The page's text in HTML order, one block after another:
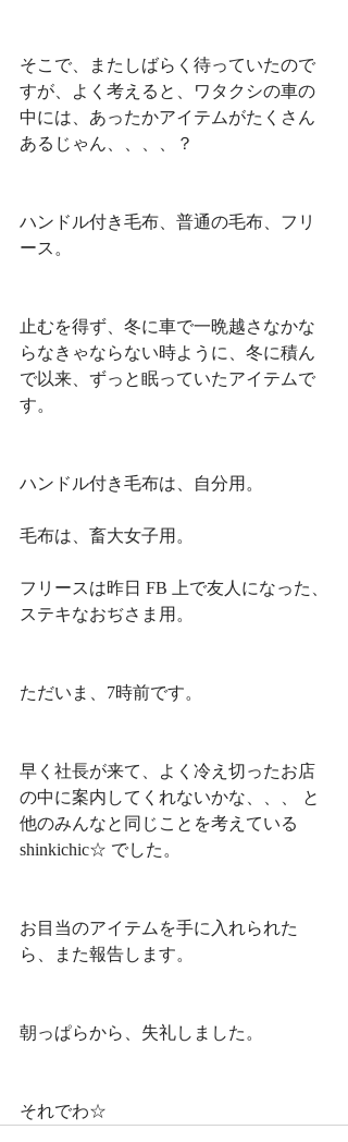
そこで、またしばらく待っていたので
すが、よく考えると、ワタクシの車の
中には、あったかアイテムがたくさん
あるじゃん、、、、？
ハンドル付き毛布、普通の毛布、フリ
ース。
止むを得ず、冬に車で一晩越さなかな
らなきゃならない時ように、冬に積ん
で以来、ずっと眠っていたアイテムで
す。
ハンドル付き毛布は、自分用。
毛布は、畜大女子用。
フリースは昨日 FB 上で友人になった、
ステキなおぢさま用。
ただいま、7時前です。
早く社長が来て、よく冷え切ったお店
の中に案内してくれないかな、、、 と
他のみんなと同じことを考えている
shinkichic☆ でした。
お目当のアイテムを手に入れられた
ら、また報告します。
朝っぱらから、失礼しました。
それでわ☆